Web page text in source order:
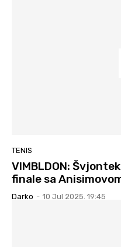
TENIS
VIMBLDON:
finale sa
Darko - 10 Jul 2025. 19:45